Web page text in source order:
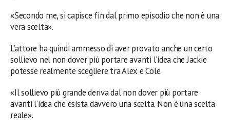
«Secondo me, si capisce fin dal primo episodio che non è una
vera scelta».
L’attore ha quindi ammesso di aver provato anche un certo
sollievo nel non dover più portare avanti l’idea che Jackie
potesse realmente scegliere tra Alex e Cole.
«Il sollievo più grande deriva dal non dover più portare
avanti l’idea che esista davvero una scelta. Non è una scelta
reale».